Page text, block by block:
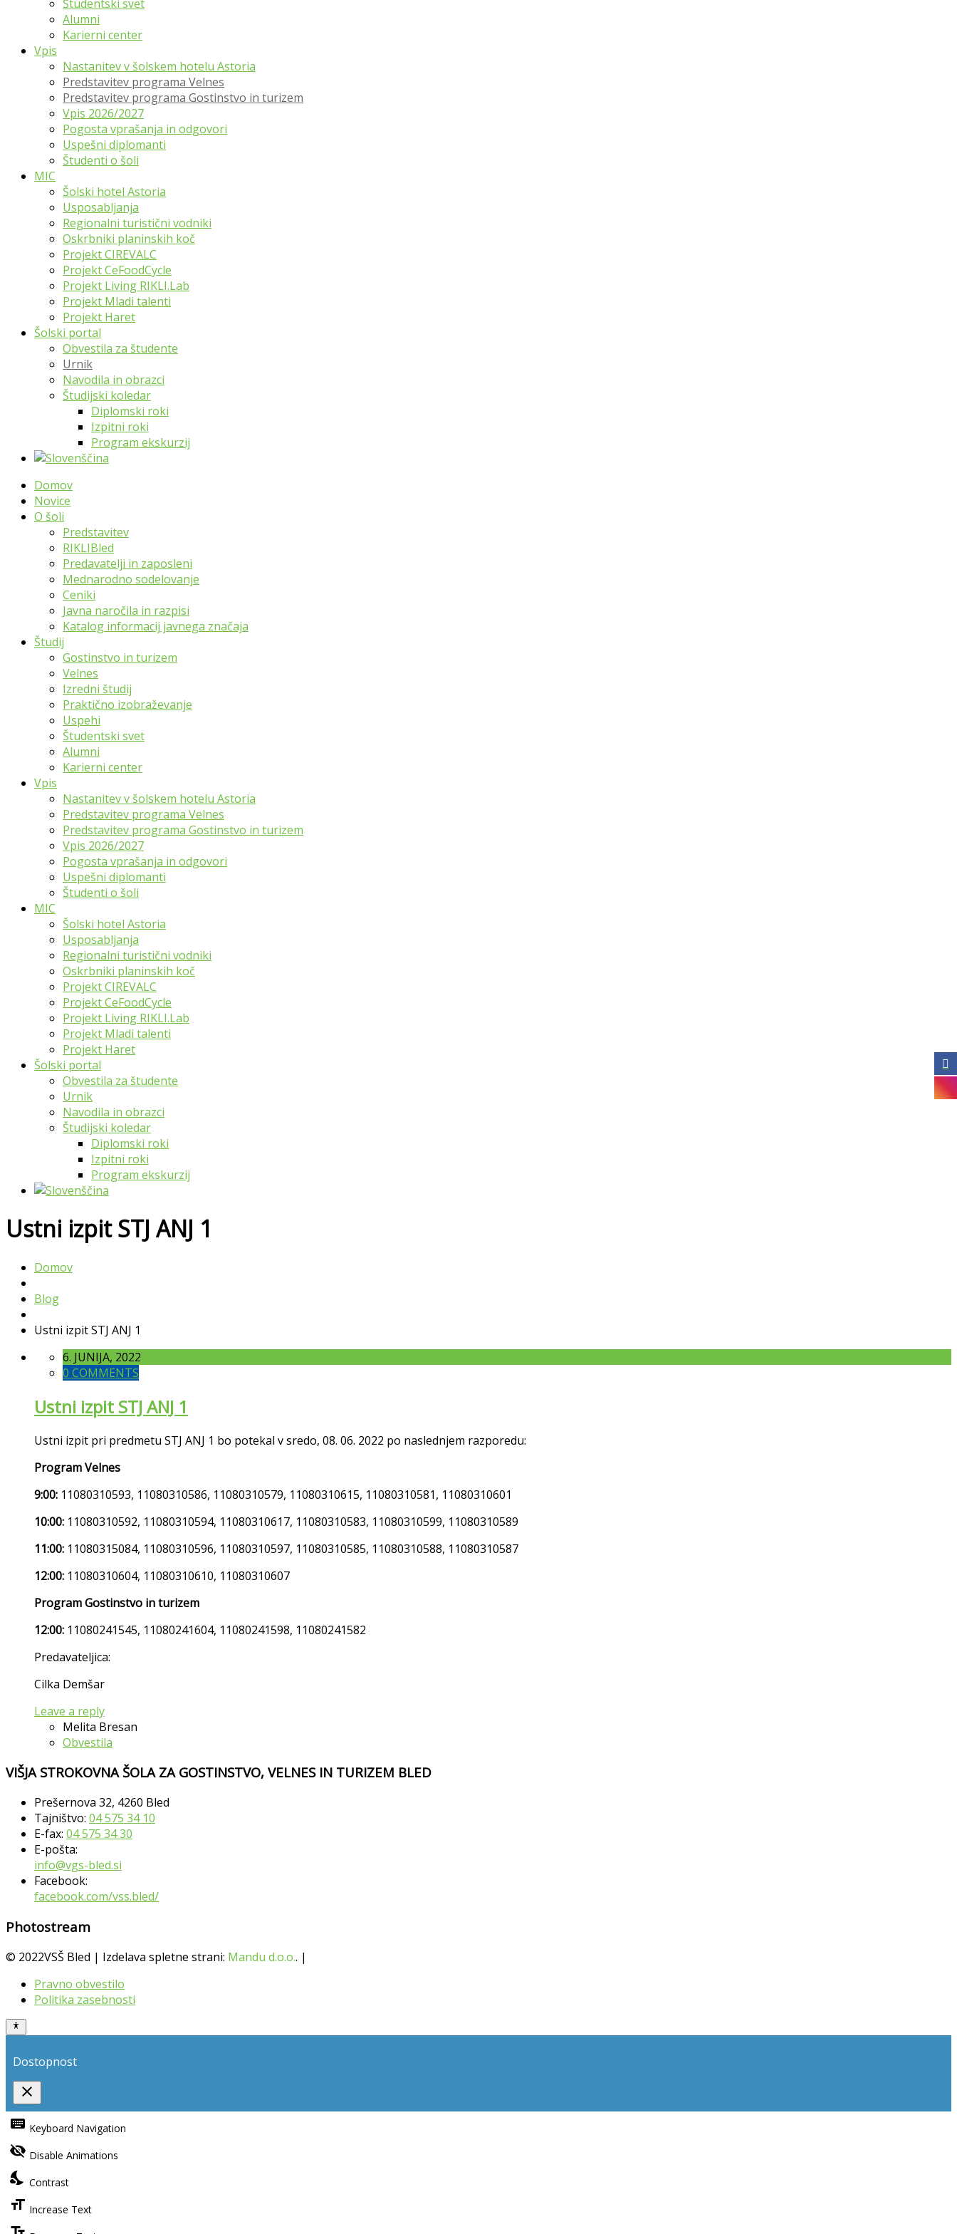
Študentski svet
Alumni
Karierni center
Vpis
Nastanitev v šolskem hotelu Astoria
Predstavitev programa Velnes
Predstavitev programa Gostinstvo in turizem
Vpis 2026/2027
Pogosta vprašanja in odgovori
Uspešni diplomanti
Študenti o šoli
MIC
Šolski hotel Astoria
Usposabljanja
Regionalni turistični vodniki
Oskrbniki planinskih koč
Projekt CIREVALC
Projekt CeFoodCycle
Projekt Living RIKLI.Lab
Projekt Mladi talenti
Projekt Haret
Šolski portal
Obvestila za študente
Urnik
Navodila in obrazci
Študijski koledar
Diplomski roki
Izpitni roki
Program ekskurzij
Domov
Novice
O šoli
Predstavitev
RIKLIBled
Predavatelji in zaposleni
Mednarodno sodelovanje
Ceniki
Javna naročila in razpisi
Katalog informacij javnega značaja
Študij
Gostinstvo in turizem
Velnes
Izredni študij
Praktično izobraževanje
Uspehi
Študentski svet
Alumni
Karierni center
Vpis
Nastanitev v šolskem hotelu Astoria
Predstavitev programa Velnes
Predstavitev programa Gostinstvo in turizem
Vpis 2026/2027
Pogosta vprašanja in odgovori
Uspešni diplomanti
Študenti o šoli
MIC
Šolski hotel Astoria
Usposabljanja
Regionalni turistični vodniki
Oskrbniki planinskih koč
Projekt CIREVALC
Projekt CeFoodCycle
Projekt Living RIKLI.Lab
Projekt Mladi talenti
Projekt Haret
Šolski portal
Obvestila za študente
Urnik
Navodila in obrazci
Študijski koledar
Diplomski roki
Izpitni roki
Program ekskurzij
Ustni izpit STJ ANJ 1
Domov
Blog
Ustni izpit STJ ANJ 1
6. JUNIJA, 2022
0 COMMENTS
Ustni izpit STJ ANJ 1
Ustni izpit pri predmetu STJ ANJ 1 bo potekal v sredo, 08. 06. 2022 po naslednjem razporedu:
Program Velnes
9:00: 11080310593, 11080310586, 11080310579, 11080310615, 11080310581, 11080310601
10:00: 11080310592, 11080310594, 11080310617, 11080310583, 11080310599, 11080310589
11:00: 11080315084, 11080310596, 11080310597, 11080310585, 11080310588, 11080310587
12:00: 11080310604, 11080310610, 11080310607
Program Gostinstvo in turizem
12:00: 11080241545, 11080241604, 11080241598, 11080241582
Predavateljica:
Cilka Demšar
Leave a reply
Melita Bresan
Obvestila
VIŠJA STROKOVNA ŠOLA ZA GOSTINSTVO, VELNES IN TURIZEM BLED
Prešernova 32, 4260 Bled
Tajništvo: 04 575 34 10
E-fax: 04 575 34 30
E-pošta:
info@vgs-bled.si
Facebook:
facebook.com/vss.bled/
Photostream
© 2022VSŠ Bled | Izdelava spletne strani: Mandu d.o.o.. |
Pravno obvestilo
Politika zasebnosti
Dostopnost
close
Toggle
visibility
Accessibility
keyboard Keyboard Navigation
visibility_off Disable Animations
nights_stay Contrast
format_size Increase Text